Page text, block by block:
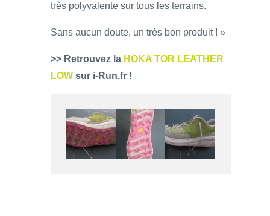
très polyvalente sur tous les terrains.
Sans aucun doute, un très bon produit ! »
>> Retrouvez la HOKA TOR LEATHER
LOW sur i-Run.fr !